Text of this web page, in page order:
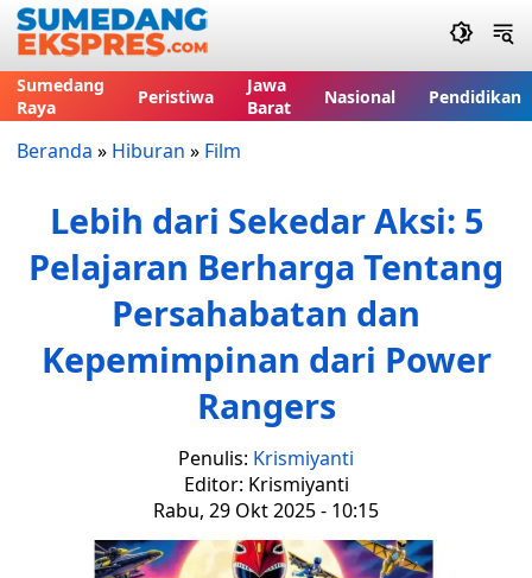
Sumedang
Raya
Peristiwa
Jawa
Barat
Nasional Pendidikan
Beranda » Hiburan » Film
Lebih dari Sekedar Aksi: 5
Pelajaran Berharga Tentang
Persahabatan dan
Kepemimpinan dari Power
Rangers
Penulis: Krismiyanti
Editor: Krismiyanti
Rabu, 29 Okt 2025 - 10:15